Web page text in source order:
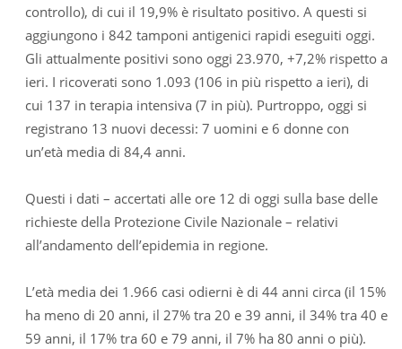
controllo), di cui il 19,9% è risultato positivo. A questi si
aggiungono i 842 tamponi antigenici rapidi eseguiti oggi.
Gli attualmente positivi sono oggi 23.970, +7,2% rispetto a
ieri. I ricoverati sono 1.093 (106 in più rispetto a ieri), di
cui 137 in terapia intensiva (7 in più). Purtroppo, oggi si
registrano 13 nuovi decessi: 7 uomini e 6 donne con
un’età media di 84,4 anni.
Questi i dati – accertati alle ore 12 di oggi sulla base delle
richieste della Protezione Civile Nazionale – relativi
all’andamento dell’epidemia in regione.
L’età media dei 1.966 casi odierni è di 44 anni circa (il 15%
ha meno di 20 anni, il 27% tra 20 e 39 anni, il 34% tra 40 e
59 anni, il 17% tra 60 e 79 anni, il 7% ha 80 anni o più).